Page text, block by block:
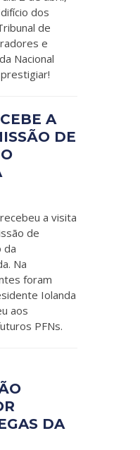
dos
de
e
Nacional
A
DE
a visita
de
da
Na
foram
Iolanda
aos
PFNs.
DA